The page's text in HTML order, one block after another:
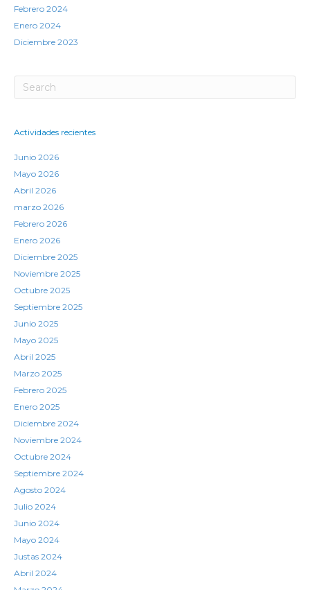
Febrero 2024
Enero 2024
Diciembre 2023
Actividades recientes
Junio 2026
Mayo 2026
Abril 2026
marzo 2026
Febrero 2026
Enero 2026
Diciembre 2025
Noviembre 2025
Octubre 2025
Septiembre 2025
Junio 2025
Mayo 2025
Abril 2025
Marzo 2025
Febrero 2025
Enero 2025
Diciembre 2024
Noviembre 2024
Octubre 2024
Septiembre 2024
Agosto 2024
Julio 2024
Junio 2024
Mayo 2024
Justas 2024
Abril 2024